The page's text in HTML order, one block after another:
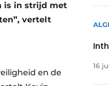
is in strijd met
vertelt
en de
16